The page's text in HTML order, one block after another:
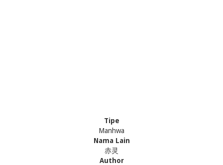
Tipe
Manhwa
Nama Lain
赤灵
Author